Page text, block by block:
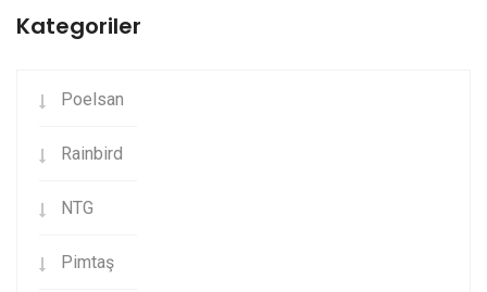
Kategoriler
Poelsan
Rainbird
NTG
Pimtaş